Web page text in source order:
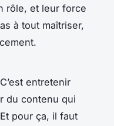
rôle, et leur force
à tout maîtriser,
entretenir
du contenu qui
pour ça, il faut